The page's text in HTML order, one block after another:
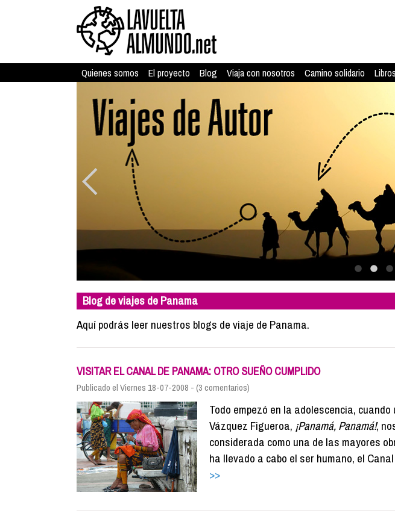
Quienes somos El proyecto Blog Viaja con nosotros Camino solidario Libros
Blog de viajes de Panama
Aquí podrás leer nuestros blogs de viaje de Panama.
VISITAR EL CANAL DE PANAMA: OTRO SUEÑO CUMPLIDO
Publicado el Viernes 18-07-2008 - (3 comentarios)
Todo empezó en la adolescencia, cuando
Vázquez Figueroa, ¡Panamá, Panamá!,
considerada como una de las mayores
ha llevado a cabo el ser humano, el
>>